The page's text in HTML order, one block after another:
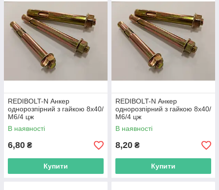
REDIBOLT-N Анкер
однорозпірний з гайкою 8х40/
М6/4 цж
В наявності
6,80 ₴
Купити
REDIBOLT-N Анкер
однорозпірний з гайкою 8х40/
М6/4 цж
В наявності
8,20 ₴
Купити